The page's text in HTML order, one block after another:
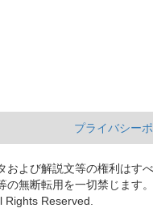
プライバシー
および解説文等の権利はす
無断転用を一切禁じます。
Reserved.